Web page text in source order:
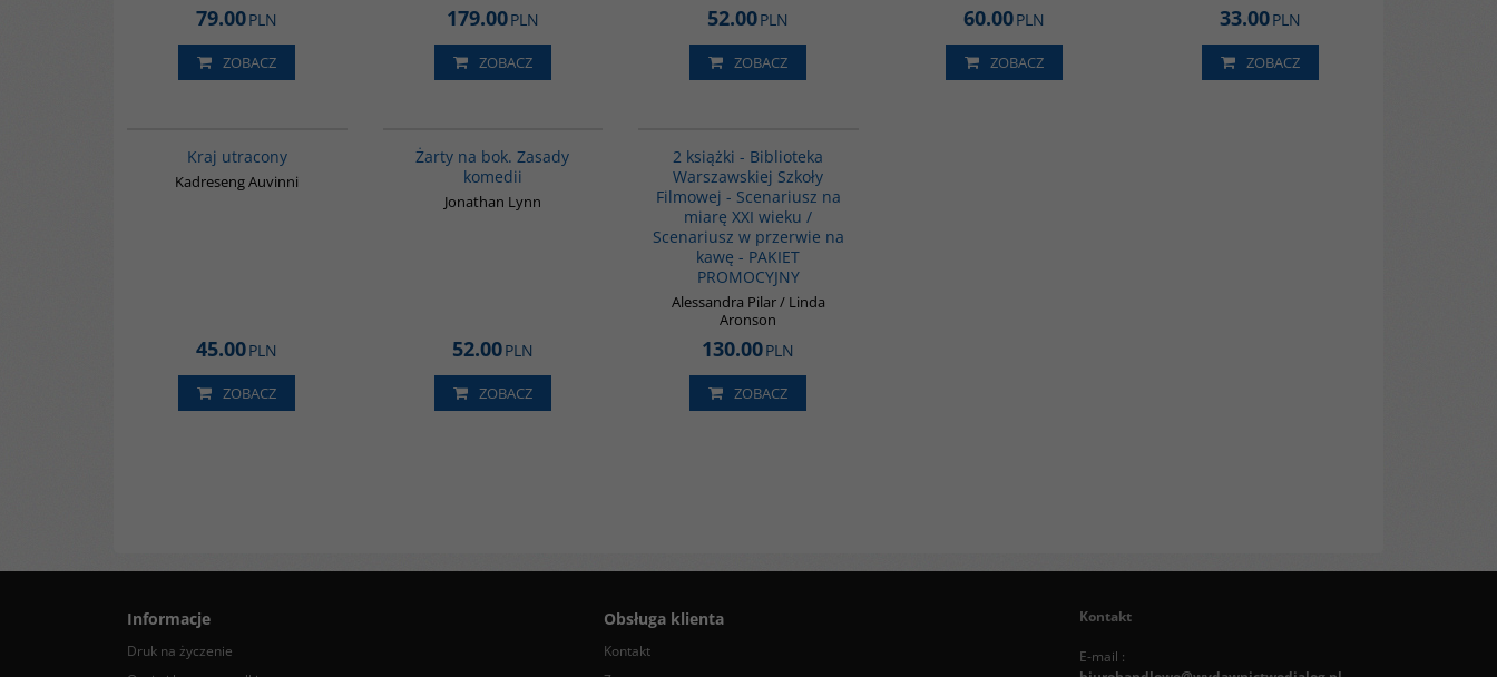
79.00PLN
ZOBACZ
179.00PLN
ZOBACZ
52.00PLN
ZOBACZ
60.00PLN
ZOBACZ
33.00PLN
ZOBACZ
Kraj utracony
Kadreseng Auvinni
45.00PLN
ZOBACZ
Żarty na bok. Zasady
komedii
Jonathan Lynn
52.00PLN
ZOBACZ
2 książki - Biblioteka
Warszawskiej Szkoły
Filmowej - Scenariusz na
miarę XXI wieku /
Scenariusz w przerwie na
kawę - PAKIET
PROMOCYJNY
Alessandra Pilar / Linda
Aronson
130.00PLN
ZOBACZ
Informacje
Druk na życzenie
Obsługa klienta
Kontakt
Kontakt
E-mail :